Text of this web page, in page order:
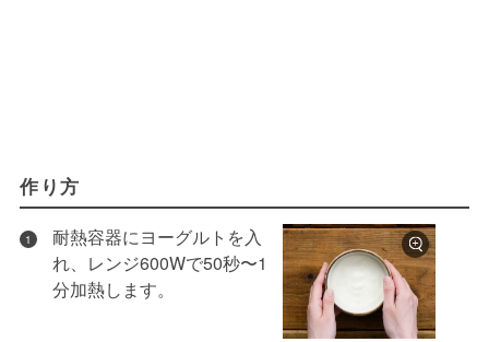
作り方
1
耐熱容器にヨーグルトを入
れ、レンジ600Wで50秒〜1
分加熱します。